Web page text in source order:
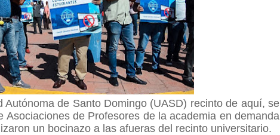
de Santo Domingo (UASD) recinto de aquí, se
Asociaciones de Profesores de la academia en demanda
un bocinazo a las afueras del recinto universitario.